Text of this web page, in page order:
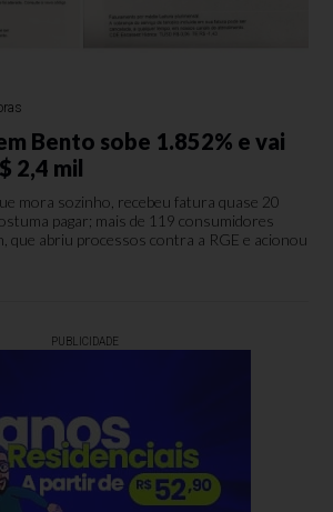
Bento sobe 1.852% e vai
2,4 mil
mora sozinho, recebeu fatura quase 20
pagar; mais de 119 consumidores
que abriu processos contra a RGE e acionou
PUBLICIDADE